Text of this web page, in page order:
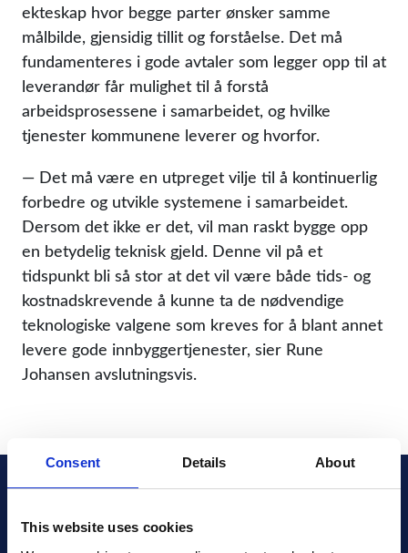
Consent Details About
This website uses cookies
ekteskap hvor begge parter ønsker samme
målbilde, gjensidig tillit og forståelse. Det må
fundamenteres i gode avtaler som legger opp til at
leverandør får mulighet til å forstå
arbeidsprosessene i samarbeidet, og hvilke
tjenester kommunene leverer og hvorfor.
— Det må være en utpreget vilje til å kontinuerlig
forbedre og utvikle systemene i samarbeidet.
Dersom det ikke er det, vil man raskt bygge opp
en betydelig teknisk gjeld. Denne vil på et
tidspunkt bli så stor at det vil være både tids- og
kostnadskrevende å kunne ta de nødvendige
teknologiske valgene som kreves for å blant annet
levere gode innbyggertjenester, sier Rune
Johansen avslutningsvis.